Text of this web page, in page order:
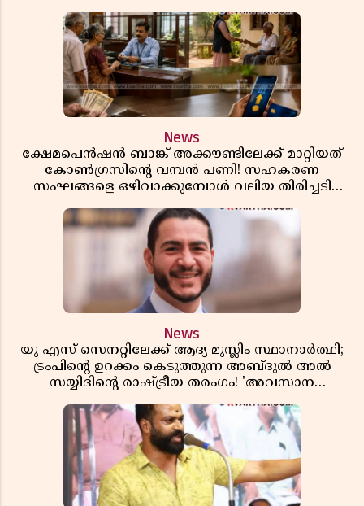
News
ക്ഷേമപെൻഷൻ ബാങ്ക് അക്കൗണ്ടിലേക്ക് മാറ്റിയത്
കോൺഗ്രസിന്റെ വമ്പൻ പണി! സഹകരണ
സംഘങ്ങളെ ഒഴിവാക്കുമ്പോൾ വലിയ തിരിച്ചടി
News
യു എസ് സെനറ്റിലേക്ക് ആദ്യ മുസ്ലിം സ്ഥാനാർത്ഥി;
ട്രംപിന്റെ ഉറക്കം കെടുത്തുന്ന അബ്ദുൽ അൽ
സയ്യിദിന്റെ രാഷ്ട്രീയ തരംഗം! 'അവസാന